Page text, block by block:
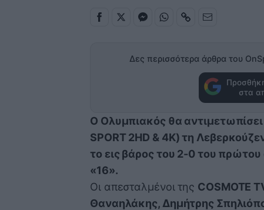
Δες περισσότερα άρθρα του
στα
Ο Ολυμπιακός θα
SPORT 2HD & 4K) τη
το εις βάρος του 2-0 του
«16».
Οι απεσταλμένοι της COSMOTE
Θαναηλάκης, Δημήτρης